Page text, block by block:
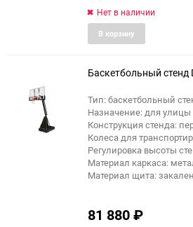
Нет в наличии
В корзину
еще 2 фото
Баскетбольный стенд
Тип: баскетбольный
Назначение: для улицы
Конструкция стенда:
Колеса для
Регулировка высоты
Материал каркаса:
Материал щита:
81 880₽